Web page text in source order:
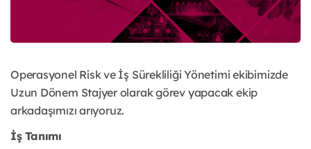
Operasyonel Risk ve İş Sürekliliği Yönetimi ekibimizde
Uzun Dönem Stajyer olarak görev yapacak ekip
arkadaşımızı arıyoruz.
İş Tanımı